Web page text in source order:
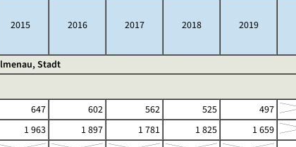
2015 2016 2017 2018 2019
Stadt
647 602 562 525
497
1 963 1 897 1 781 1 825
1 659